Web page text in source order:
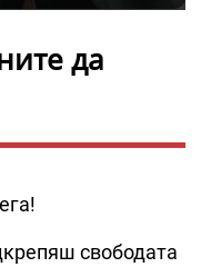
да
свободата